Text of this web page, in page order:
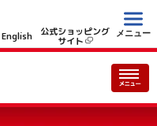
English 公式ショッピング
サイト
メニュー